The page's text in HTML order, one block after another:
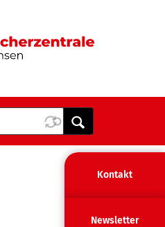
Kontakt
Newsletter